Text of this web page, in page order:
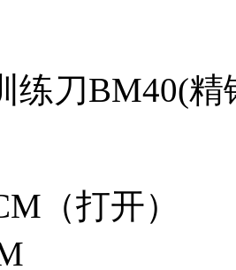
练刀BM40(精
（打开）